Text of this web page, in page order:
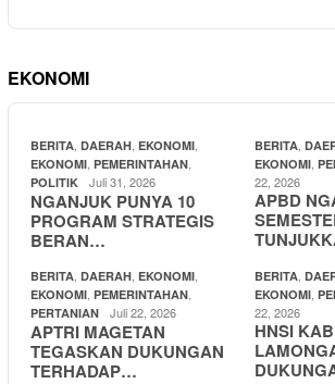
EKONOMI
BERITA DAERAH EKONOMI
EKONOMI PEMERINTAHAN
POLITIK Juli 31, 2026
NGANJUK PUNYA 10
PROGRAM STRATEGIS
BERAN…
BERITA
EKONOMI
22, 2026
APBD
BERITA DAERAH EKONOMI
EKONOMI PEMERINTAHAN
PERTANIAN Juli 22, 2026
APTRI MAGETAN
TEGASKAN DUKUNGAN
TERHADAP…
BERITA
EKONOMI
22, 2026
HNSI